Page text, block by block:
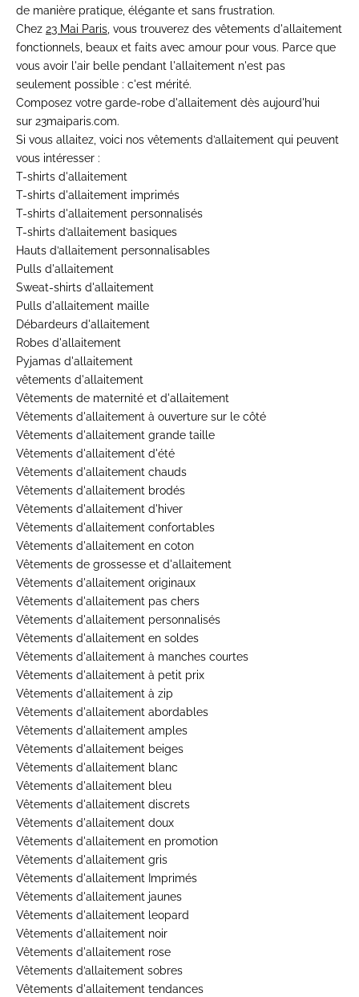
de manière pratique, élégante et sans frustration.
Chez 23 Mai Paris , vous trouverez des vêtements d'allaitement
fonctionnels, beaux et faits avec amour pour vous. Parce que
vous avoir l'air belle pendant l'allaitement n'est pas
seulement possible : c'est mérité.
Composez votre garde-robe d'allaitement dès aujourd'hui
sur 23maiparis.com.
Si vous allaitez, voici nos vêtements d’allaitement qui peuvent
vous intéresser :
T-shirts d'allaitement
T-shirts d'allaitement imprimés
T-shirts d'allaitement personnalisés
T-shirts d’allaitement basiques
Hauts d’allaitement personnalisables
Pulls d'allaitement
Sweat-shirts d'allaitement
Pulls d'allaitement maille
Débardeurs d'allaitement
Robes d'allaitement
Pyjamas d'allaitement
vêtements d'allaitement
Vêtements de maternité et d'allaitement
Vêtements d'allaitement à ouverture sur le côté
Vêtements d'allaitement grande taille
Vêtements d'allaitement d'été
Vêtements d'allaitement chauds
Vêtements d'allaitement brodés
Vêtements d'allaitement d'hiver
Vêtements d'allaitement confortables
Vêtements d'allaitement en coton
Vêtements de grossesse et d'allaitement
Vêtements d'allaitement originaux
Vêtements d'allaitement pas chers
Vêtements d'allaitement personnalisés
Vêtements d'allaitement en soldes
Vêtements d'allaitement à manches courtes
Vêtements d'allaitement à petit prix
Vêtements d'allaitement à zip
Vêtements d'allaitement abordables
Vêtements d'allaitement amples
Vêtements d'allaitement beiges
Vêtements d'allaitement blanc
Vêtements d'allaitement bleu
Vêtements d'allaitement discrets
Vêtements d'allaitement doux
Vêtements d'allaitement en promotion
Vêtements d'allaitement gris
Vêtements d'allaitement Imprimés
Vêtements d'allaitement jaunes
Vêtements d'allaitement leopard
Vêtements d'allaitement noir
Vêtements d'allaitement rose
Vêtements d’allaitement sobres
Vêtements d'allaitement tendances